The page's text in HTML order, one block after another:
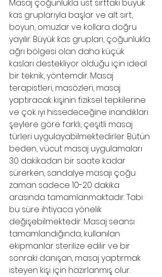
Masaj çoğunlukla üst sırttaki büyük
kas gruplarıyla başlar ve alt sırt,
boyun, omuzlar ve kollara doğru
yayılır. Büyük kas grupları, çoğunlukla
ağrı bölgesi olan daha küçük
kasları destekliyor olduğu için ideal
bir teknik, yöntemdir. Masaj
terapistleri, masözleri, masaj
yaptıracak kişinin fiziksel tepkilerine
ve çok iyi hissedeceğine inandıkları
şeylere göre farklı, çeşitli masaj
türleri uygulayabilmektedirler. Bütün
beden, vücut masaj uygulamaları
30 dakikadan bir saate kadar
sürerken, sandalye masajı çoğu
zaman sadece 10-20 dakika
arasında tamamlanmaktadır. Tabi
bu süre ihtiyaca yönelik
değişebilmektedir. Masaj seansı
tamamlandığında, kullanılan
ekipmanlar sterilize edilir ve bir
sonraki danışan, masaj yaptırmak
isteyen kişi için hazırlanmış olur.